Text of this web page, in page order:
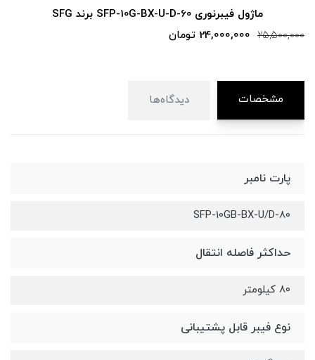
12,000,000 11,400,000 تومان
مشخصات دیدگاه‌ها
پارت نامبر
SFP-10GB-BX-U/D-80
حداکثر فاصله انتقال
8۰ کیلومتر
نوع فیبر قابل پشتیبانی